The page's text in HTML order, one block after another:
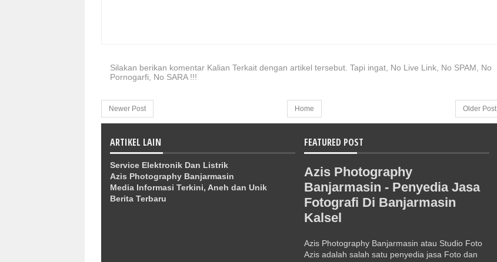
Silakan berikan komentar Kalian Terkait dengan artikel tersebut. Tapi ingat, No Live Link, No SPAM, No
Pornogarfi, No SARA !!!
Newer Post Older Post
Home
ARTIKEL LAIN
Service Elektronik Dan Listrik
Azis Photography Banjarmasin
Media Informasi Terkini, Aneh dan Unik
Berita Terbaru
FEATURED POST
Azis Photography
Banjarmasin - Penyedia Jasa
Fotografi Di Banjarmasin
Kalsel
Azis Photography Banjarmasin atau Studio Foto
Azis adalah salah satu penyedia jasa Foto dan